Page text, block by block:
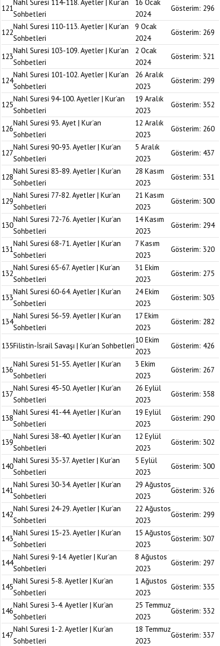
121
Nahl Suresi 114-118. Ayetler | Kur’an
Sohbetleri
16 Ocak
2024
Gösterim: 296
122
Nahl Suresi 110-113. Ayetler | Kur’an
Sohbetleri
9 Ocak
2024
Gösterim: 269
123
Nahl Suresi 103-109. Ayetler | Kur’an
Sohbetleri
2 Ocak
2024
Gösterim: 321
124
Nahl Suresi 101-102. Ayetler | Kur’an
Sohbetleri
26 Aralık
2023
Gösterim: 299
125
Nahl Suresi 94-100. Ayetler | Kur’an
Sohbetleri
19 Aralık
2023
Gösterim: 352
126
Nahl Suresi 93. Ayet | Kur’an
Sohbetleri
12 Aralık
2023
Gösterim: 260
127
Nahl Suresi 90-93. Ayetler | Kur’an
Sohbetleri
5 Aralık
2023
Gösterim: 437
128
Nahl Suresi 83-89. Ayetler | Kur’an
Sohbetleri
28 Kasım
2023
Gösterim: 331
129
Nahl Suresi 77-82. Ayetler | Kur’an
Sohbetleri
21 Kasım
2023
Gösterim: 300
130
Nahl Suresi 72-76. Ayetler | Kur’an
Sohbetleri
14 Kasım
2023
Gösterim: 294
131
Nahl Suresi 68-71. Ayetler | Kur’an
Sohbetleri
7 Kasım
2023
Gösterim: 320
132
Nahl Suresi 65-67. Ayetler | Kur’an
Sohbetleri
31 Ekim
2023
Gösterim: 275
133
Nahl Suresi 60-64. Ayetler | Kur’an
Sohbetleri
24 Ekim
2023
Gösterim: 303
134
Nahl Suresi 56-59. Ayetler | Kur’an
Sohbetleri
17 Ekim
2023
Gösterim: 282
135Filistin-İsrail Savaşı | Kur’an Sohbetleri
10 Ekim
2023
Gösterim: 426
136
Nahl Suresi 51-55. Ayetler | Kur’an
Sohbetleri
3 Ekim
2023
Gösterim: 267
137
Nahl Suresi 45-50. Ayetler | Kur’an
Sohbetleri
26 Eylül
2023
Gösterim: 358
138
Nahl Suresi 41-44. Ayetler | Kur’an
Sohbetleri
19 Eylül
2023
Gösterim: 290
139
Nahl Suresi 38-40. Ayetler | Kur’an
Sohbetleri
12 Eylül
2023
Gösterim: 302
140
Nahl Suresi 35-37. Ayetler | Kur’an
Sohbetleri
5 Eylül
2023
Gösterim: 300
141
Nahl Suresi 30-34. Ayetler | Kur’an
Sohbetleri
29 Ağustos
2023
Gösterim: 326
142
Nahl Suresi 24-29. Ayetler | Kur’an
Sohbetleri
22 Ağustos
2023
Gösterim: 299
143
Nahl Suresi 15-23. Ayetler | Kur’an
Sohbetleri
15 Ağustos
2023
Gösterim: 307
144
Nahl Suresi 9-14. Ayetler | Kur’an
Sohbetleri
8 Ağustos
2023
Gösterim: 297
145
Nahl Suresi 5-8. Ayetler | Kur’an
Sohbetleri
1 Ağustos
2023
Gösterim: 335
146
Nahl Suresi 3-4. Ayetler | Kur’an
Sohbetleri
25 Temmuz
2023
Gösterim: 332
147
Nahl Suresi 1-2. Ayetler | Kur’an
Sohbetleri
18 Temmuz
2023
Gösterim: 337